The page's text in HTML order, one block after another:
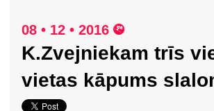
08 • 12 • 2016
K.Zvejniekam trīs
vietas kāpums